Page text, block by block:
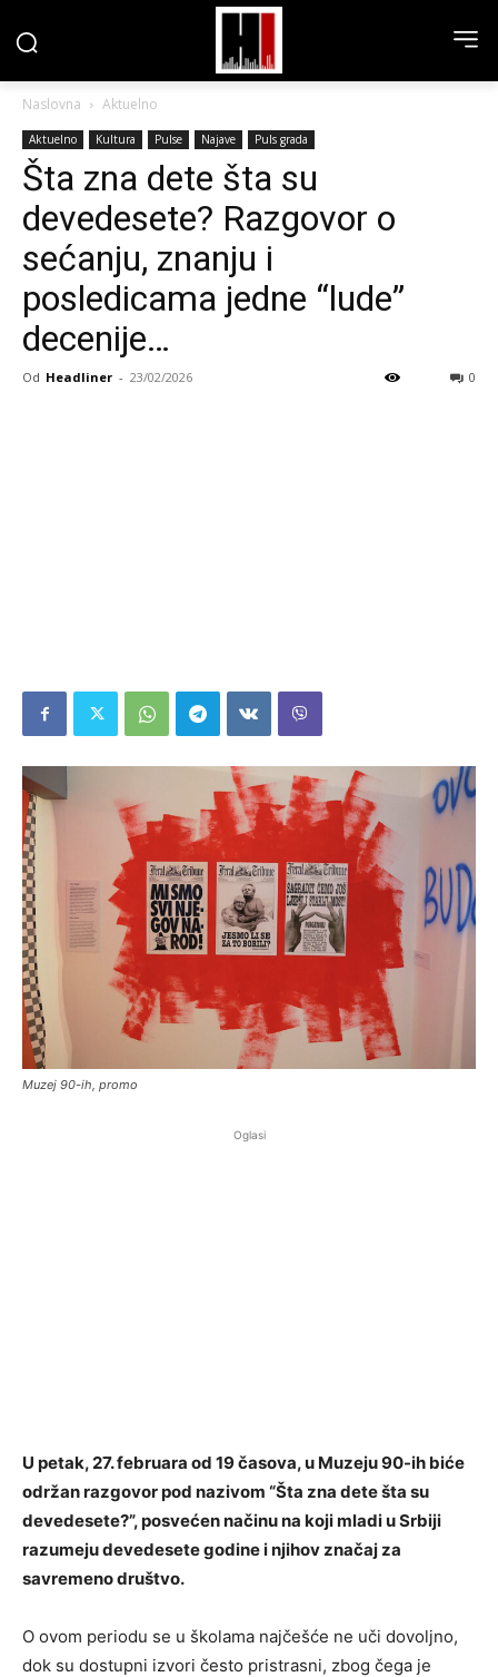
Naslovna Aktuelno
Aktuelno Kultura Pulse Najave Puls grada
Šta zna dete šta su
devedesete? Razgovor o
sećanju, znanju i
posledicama jedne “lude”
decenije…
Od Headliner - 23/02/2026 0
Muzej 90-ih, promo
Oglasi
U petak, 27. februara od 19 časova, u Muzeju 90-ih biće
održan razgovor pod nazivom “Šta zna dete šta su
devedesete?”, posvećen načinu na koji mladi u Srbiji
razumeju devedesete godine i njihov značaj za
savremeno društvo.
O ovom periodu se u školama najčešće ne uči dovoljno,
dok su dostupni izvori često pristrasni, zbog čega je